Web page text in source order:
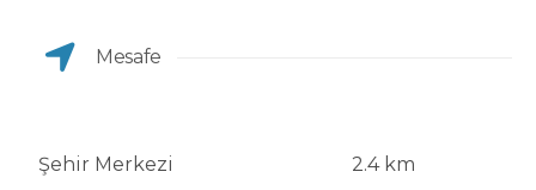
Mesafe
Şehir Merkezi 2.4 km